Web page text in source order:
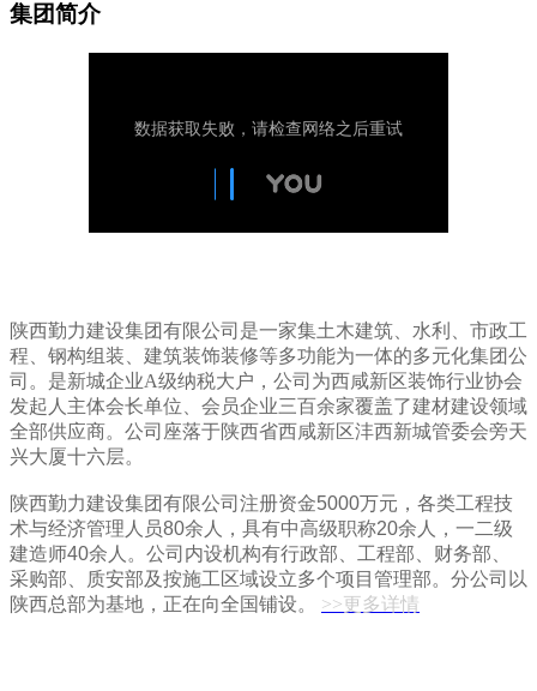
集团简介
陕西勤力建设集团有限公司是一家集土木建筑、水利、市政工
程、钢构组装、建筑装饰装修等多功能为一体的多元化集团公
司。是新城企业A级纳税大户，公司为西咸新区装饰行业协会
发起人主体会长单位、会员企业三百余家覆盖了建材建设领域
全部供应商。公司座落于陕西省西咸新区沣西新城管委会旁天
兴大厦十六层。
陕西勤力建设集团有限公司 注册资金5000万元，各类工程技
术与经济管理人员80余人，具有中高级职称20余人，一二级
建造师40余人。公司内设机构有行政部、工程部、财务部、
采购部、质安部及按施工区域设立多个项目管理部。分公司以
陕西总部为基地，正在向全国铺设。
>>更多详情